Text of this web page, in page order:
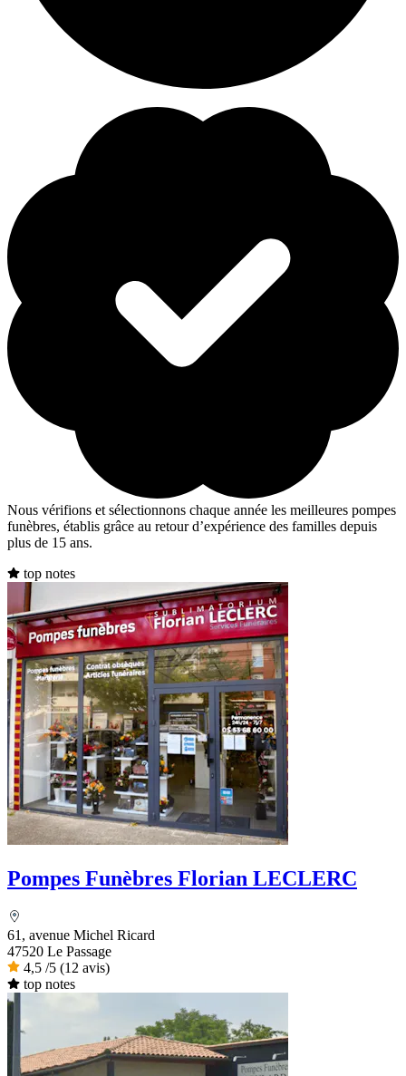
Nous vérifions et sélectionnons chaque année les meilleures pompes
funèbres, établis grâce au retour d’expérience des familles depuis
plus de 15 ans.
top notes
Pompes Funèbres Florian LECLERC
61, avenue Michel Ricard
47520 Le Passage
4,5 /5 (12 avis)
top notes